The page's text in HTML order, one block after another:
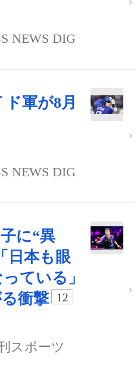
NEWS DIG
軍が8月
NEWS DIG
に“異
日本も眼
ている」
衝撃
12
スポーツ